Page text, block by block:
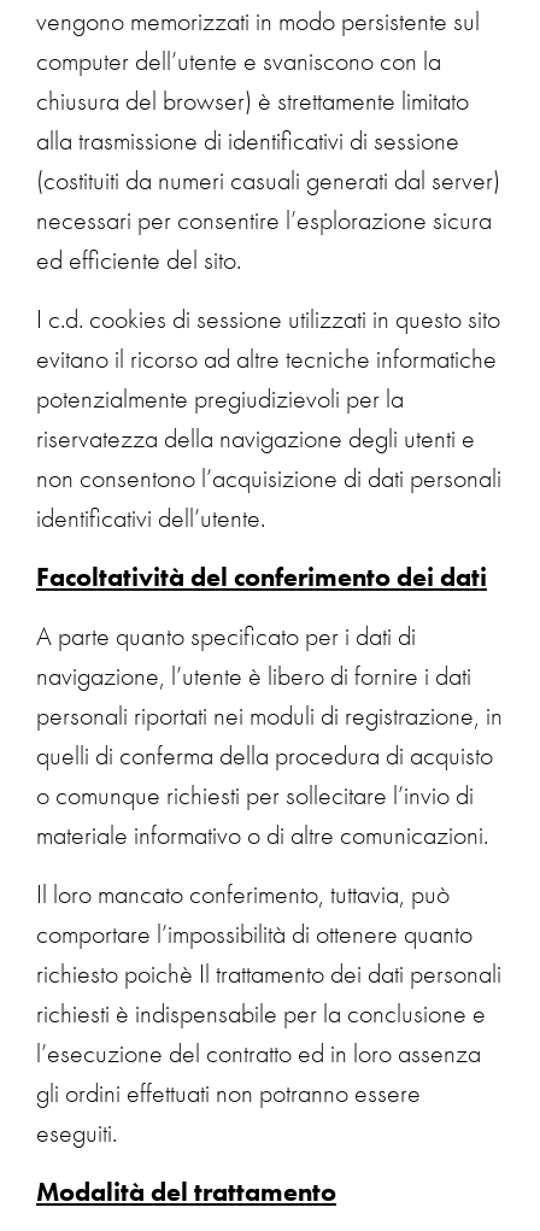
vengono memorizzati in modo persistente sul
computer dell’utente e svaniscono con la
chiusura del browser) è strettamente limitato
alla trasmissione di identificativi di sessione
(costituiti da numeri casuali generati dal server)
necessari per consentire l’esplorazione sicura
ed efficiente del sito.
I c.d. cookies di sessione utilizzati in questo sito
evitano il ricorso ad altre tecniche informatiche
potenzialmente pregiudizievoli per la
riservatezza della navigazione degli utenti e
non consentono l’acquisizione di dati personali
identificativi dell’utente.
Facoltatività del conferimento dei dati
A parte quanto specificato per i dati di
navigazione, l’utente è libero di fornire i dati
personali riportati nei moduli di registrazione, in
quelli di conferma della procedura di acquisto
o comunque richiesti per sollecitare l’invio di
materiale informativo o di altre comunicazioni.
Il loro mancato conferimento, tuttavia, può
comportare l’impossibilità di ottenere quanto
richiesto poichè Il trattamento dei dati personali
richiesti è indispensabile per la conclusione e
l’esecuzione del contratto ed in loro assenza
gli ordini effettuati non potranno essere
eseguiti.
Modalità del trattamento